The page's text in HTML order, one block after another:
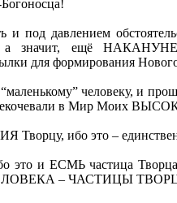
под давлением
а значит, ещё
для формирования
человеку, и
в Мир Моих
ибо это –
ибо это и ЕСМЬ частица
– ЧАСТИЦЫ